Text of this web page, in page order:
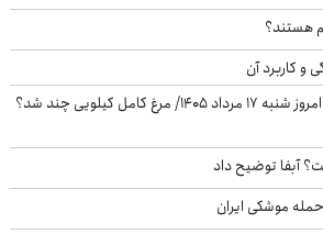
هستند؟
و کاربرد آن
قیمت جدید گوشت مرغ امروز شنبه ۱۷ مرداد ۱۴۰۵/ مرغ کامل کیلویی چند شد؟
آبفا توضیح داد
حمله موشکی ایران